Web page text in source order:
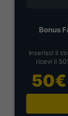
Bonus
Inserisci il
ricevi il
50€